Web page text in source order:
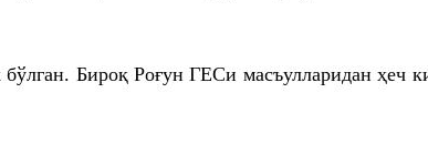
Бироқ Роғун ГEСи масъулларидан ҳеч